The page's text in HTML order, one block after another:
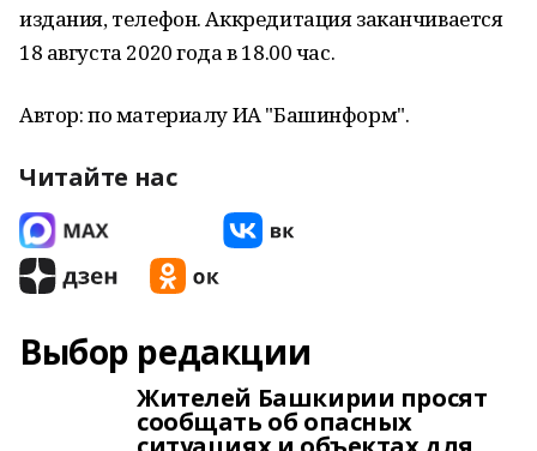
издания, телефон. Аккредитация заканчивается
18 августа 2020 года в 18.00 час.
Автор: по материалу ИА "Башинформ".
Читайте нас
Выбор редакции
Жителей Башкирии просят
сообщать об опасных